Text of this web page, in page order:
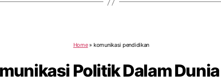
Home» komunikasi pendidikan
Politik Dalam